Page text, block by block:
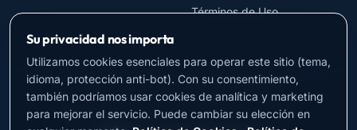
Términos de Uso
CLOUD-NATIVE •API-FIRST • MODULAR •ESCALABLE
Su privacidad nos importa
Utilizamos cookies esenciales para operar este sitio (tema,
idioma, protección anti-bot). Con su consentimiento,
también podríamos usar cookies de analítica y marketing
para mejorar el servicio. Puede cambiar su elección en